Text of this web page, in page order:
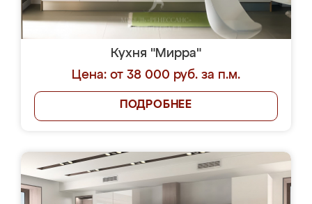
Кухня "Мирра"
Цена: от 38 000 руб. за п.м.
ПОДРОБНЕЕ